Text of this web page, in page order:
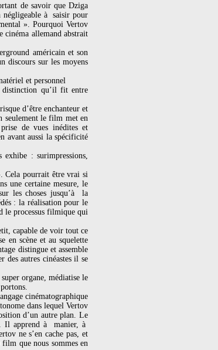
de savoir que Dziga
négligeable à saisir pour
». Pourquoi Vertov
cinéma allemand abstrait
américain et son
discours sur les moyens
et personnel
distinction qu’il fit entre
d’être enchanteur et
seulement le film met en
de vues inédites et
avant aussi la spécificité
: surimpressions,
Cela pourrait être vrai si
une certaine mesure, le
les choses jusqu’à la
: la réalisation pour le
le processus filmique qui
capable de voir tout ce
en scène et au squelette
distingue et assemble
des autres cinéastes il se
super organe, médiatise le
cinématographique
dans lequel Vertov
d’un autre plan. Le
Il apprend à manier, à
ne s’en cache pas, et
que nous sommes en